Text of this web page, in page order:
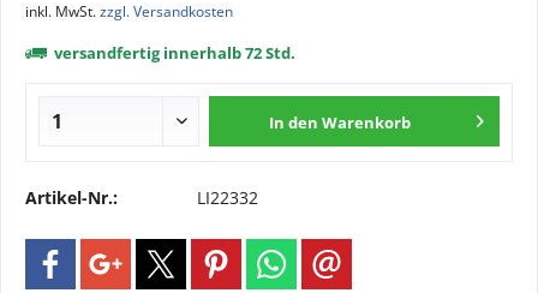
inkl. MwSt.zzgl. Versandkosten
versandfertig innerhalb 72 Std.
In den Warenkorb
Artikel-Nr.: LI22332